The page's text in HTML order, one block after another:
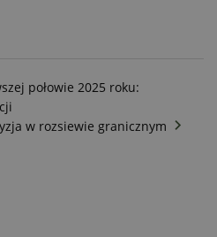
połowie 2025 roku:
w rozsiewie granicznym